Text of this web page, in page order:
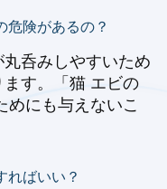
危険があるの？
呑みしやすいため
す。「猫 エビの
めにも与えないこ
ればいい？